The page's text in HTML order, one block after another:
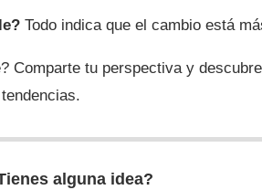
Todo indica que el cambio está
Comparte tu perspectiva y
alguna idea?